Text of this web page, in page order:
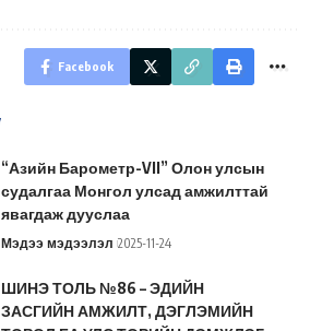
Facebook
“Азийн Барометр-VII” Олон улсын
судалгаа Монгол улсад амжилттай
явагдаж дууслаа
Мэдээ мэдээлэл 2025-11-24
ШИНЭ ТОЛЬ №86 – ЭДИЙН
ЗАСГИЙН АМЖИЛТ, ДЭГЛЭМИЙН